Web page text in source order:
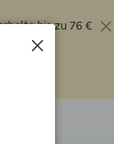
bis zu 76 €